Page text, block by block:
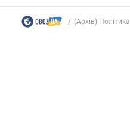
(Архів) Політика